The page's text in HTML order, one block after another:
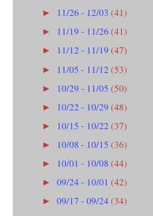
► 11/26 - 12/03(41)
► 11/19 - 11/26(41)
► 11/12 - 11/19(47)
► 11/05 - 11/12(53)
► 10/29 - 11/05(50)
► 10/22 - 10/29(48)
► 10/15 - 10/22(37)
► 10/08 - 10/15(36)
► 10/01 - 10/08(44)
►09/24 - 10/01(42)
►09/17 - 09/24(34)